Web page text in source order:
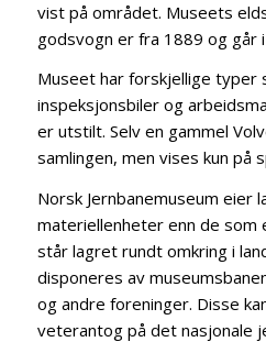
vist på området. Museets
godsvogn er fra 1889 og går
Museet har forskjellige typer
inspeksjonsbiler og
er utstilt. Selv en gammel
samlingen, men vises kun på
Norsk Jernbanemuseum eier
materiellenheter enn de som
står lagret rundt omkring i
disponeres av
og andre foreninger. Disse
veterantog på det nasjonale